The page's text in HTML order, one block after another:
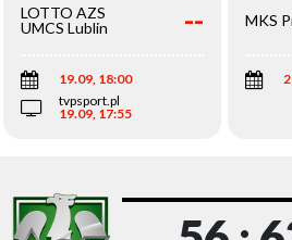
LOTTO AZS
UMCS Lublin
--
19.09, 18:00
tvpsport.pl
19.09, 17:55
MKS